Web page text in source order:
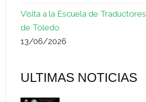
Visita a la Escuela de Traductores
de Toledo
13/06/2026
ULTIMAS NOTICIAS